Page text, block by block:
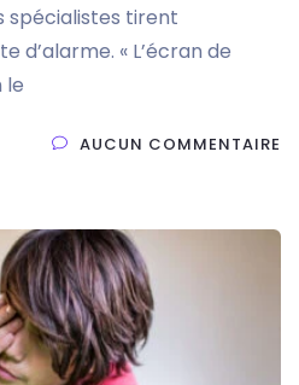
spécialistes tirent
d’alarme. « L’écran de
le
AUCUN COMMENTAIRE